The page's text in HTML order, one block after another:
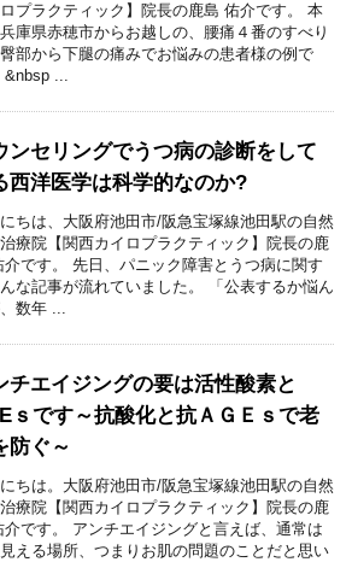
プラクティック】院長の鹿島 佑介です。 本
庫県赤穂市からお越しの、腰痛４番のすべり
部から下腿の痛みでお悩みの患者様の例で
&nbsp ...
ンセリングでうつ病の診断をして
西洋医学は科学的なのか?
ちは、大阪府池田市/阪急宝塚線池田駅の自然
療院【関西カイロプラクティック】院長の鹿
介です。 先日、パニック障害とうつ病に関す
な記事が流れていました。 「公表するか悩ん
数年 ...
チエイジングの要は活性酸素と
ｓです～抗酸化と抗ＡＧＥｓで老
防ぐ～
ちは。大阪府池田市/阪急宝塚線池田駅の自然
療院【関西カイロプラクティック】院長の鹿
介です。 アンチエイジングと言えば、通常は
える場所、つまりお肌の問題のことだと思い